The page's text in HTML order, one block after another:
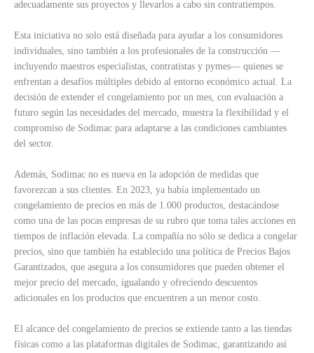
adecuadamente sus proyectos y llevarlos a cabo sin contratiempos.
Esta iniciativa no solo está diseñada para ayudar a los consumidores
individuales, sino también a los profesionales de la construcción —
incluyendo maestros especialistas, contratistas y pymes— quienes se
enfrentan a desafíos múltiples debido al entorno económico actual. La
decisión de extender el congelamiento por un mes, con evaluación a
futuro según las necesidades del mercado, muestra la flexibilidad y el
compromiso de Sodimac para adaptarse a las condiciones cambiantes
del sector.
Además, Sodimac no es nueva en la adopción de medidas que
favorezcan a sus clientes. En 2023, ya había implementado un
congelamiento de precios en más de 1.000 productos, destacándose
como una de las pocas empresas de su rubro que toma tales acciones en
tiempos de inflación elevada. La compañía no sólo se dedica a congelar
precios, sino que también ha establecido una política de Precios Bajos
Garantizados, que asegura a los consumidores que pueden obtener el
mejor precio del mercado, igualando y ofreciendo descuentos
adicionales en los productos que encuentren a un menor costo.
El alcance del congelamiento de precios se extiende tanto a las tiendas
físicas como a las plataformas digitales de Sodimac, garantizando así